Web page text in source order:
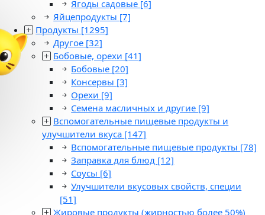
Ягоды садовые [6]
Яйцепродукты [7]
Продукты [1295]
Другое [32]
Бобовые, орехи [41]
Бобовые [20]
Консервы [3]
Орехи [9]
Семена масличных и другие [9]
Вспомогательные пищевые продукты и
улучшители вкуса [147]
Вспомогательные пищевые продукты [78]
Заправка для блюд [12]
Соусы [6]
Улучшители вкусовых свойств, специи
[51]
Жировые продукты (жирностью более 50%)